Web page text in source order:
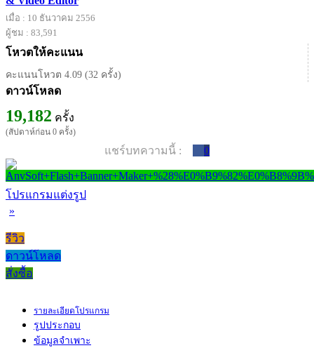
เมื่อ : 10 ธันวาคม 2556
ผู้ชม : 83,591
โหวตให้คะแนน
คะแนนโหวต 4.09 (32 ครั้ง)
ดาวน์โหลด
19,182 ครั้ง
(สัปดาห์ก่อน 0 ครั้ง)
แชร์บทความนี้ : 0
โปรแกรมแต่งรูป
»
รีวิว
ดาวน์โหลด
สั่งซื้อ
รายละเอียดโปรแกรม
รูปประกอบ
ข้อมูลจำเพาะ